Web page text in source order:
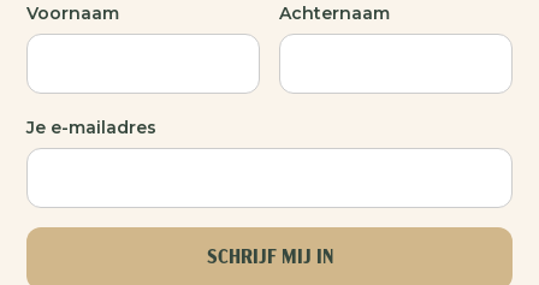
Voornaam Achternaam
Je e-mailadres